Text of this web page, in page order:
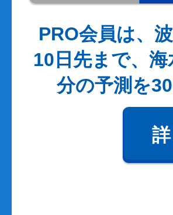
PRO会員は、
10日先まで、
分の予測を